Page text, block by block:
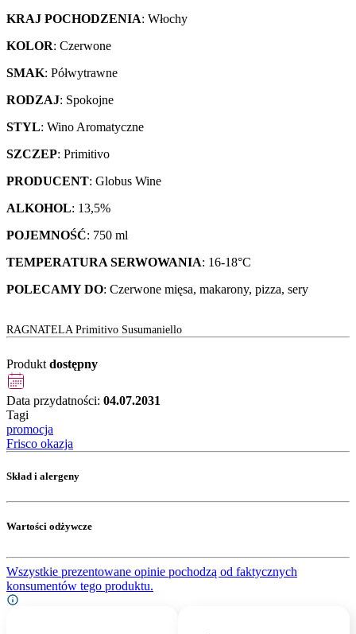
KRAJ POCHODZENIA: Włochy
KOLOR: Czerwone
SMAK: Półwytrawne
RODZAJ: Spokojne
STYL: Wino Aromatyczne
SZCZEP: Primitivo
PRODUCENT: Globus Wine
ALKOHOL: 13,5%
POJEMNOŚĆ: 750 ml
TEMPERATURA SERWOWANIA: 16-18°C
POLECAMY DO: Czerwone mięsa, makarony, pizza, sery
RAGNATELA Primitivo Susumaniello
Produkt dostępny
Data przydatności: 04.07.2031
Tagi
promocja
Frisco okazja
Skład i alergeny
Wartości odżywcze
Wszystkie prezentowane opinie pochodzą od faktycznych
konsumentów tego produktu.